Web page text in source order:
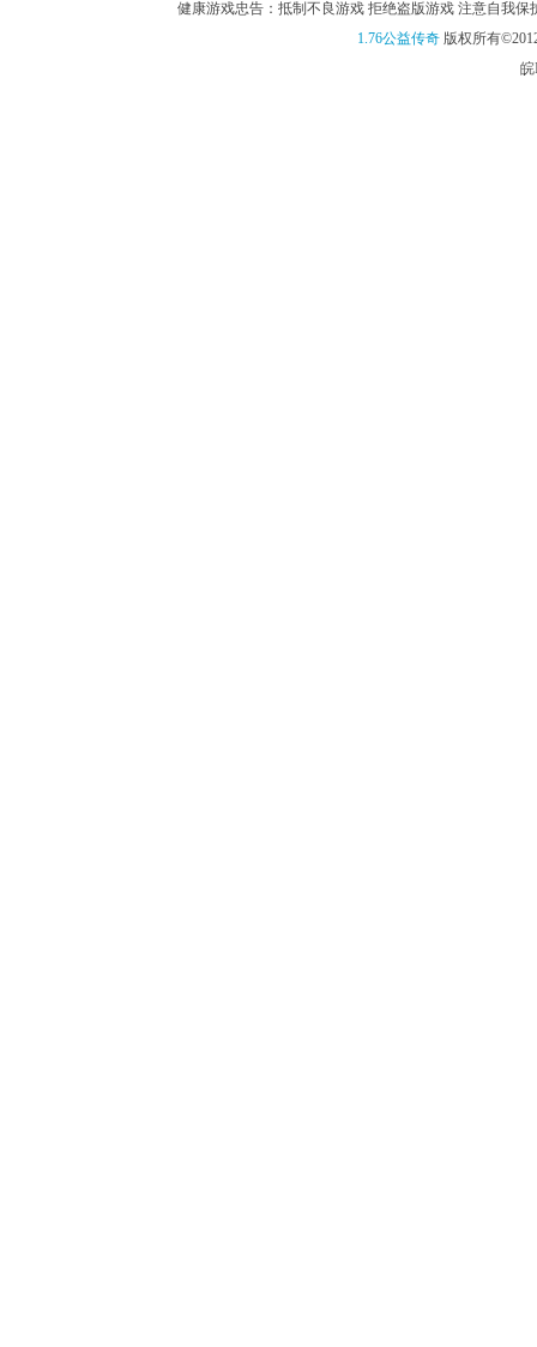
健康游戏忠告：抵制不良游戏 拒绝盗版游戏 注意自我保
1.76公益传奇版权所有
皖